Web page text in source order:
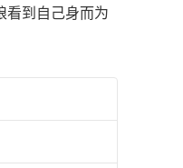
看到自己身而为